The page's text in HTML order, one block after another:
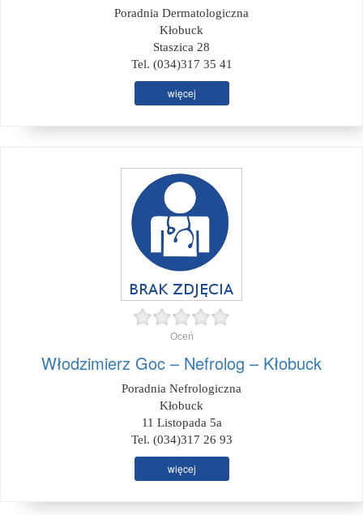
Poradnia Dermatologiczna
Kłobuck
Staszica 28
Tel. (034)317 35 41
więcej
Oceń
Włodzimierz Goc – Nefrolog – Kłobuck
Poradnia Nefrologiczna
Kłobuck
11 Listopada 5a
Tel. (034)317 26 93
więcej